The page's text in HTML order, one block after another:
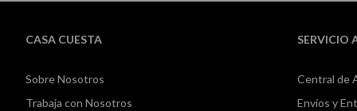
CASA CUESTA
Sobre Nosotros
Trabaja con Nosotros
SERVICIO
Central de
Envíos y